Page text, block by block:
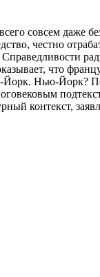
совсем даже
честно
что
Йорк. Нью-
контекст,